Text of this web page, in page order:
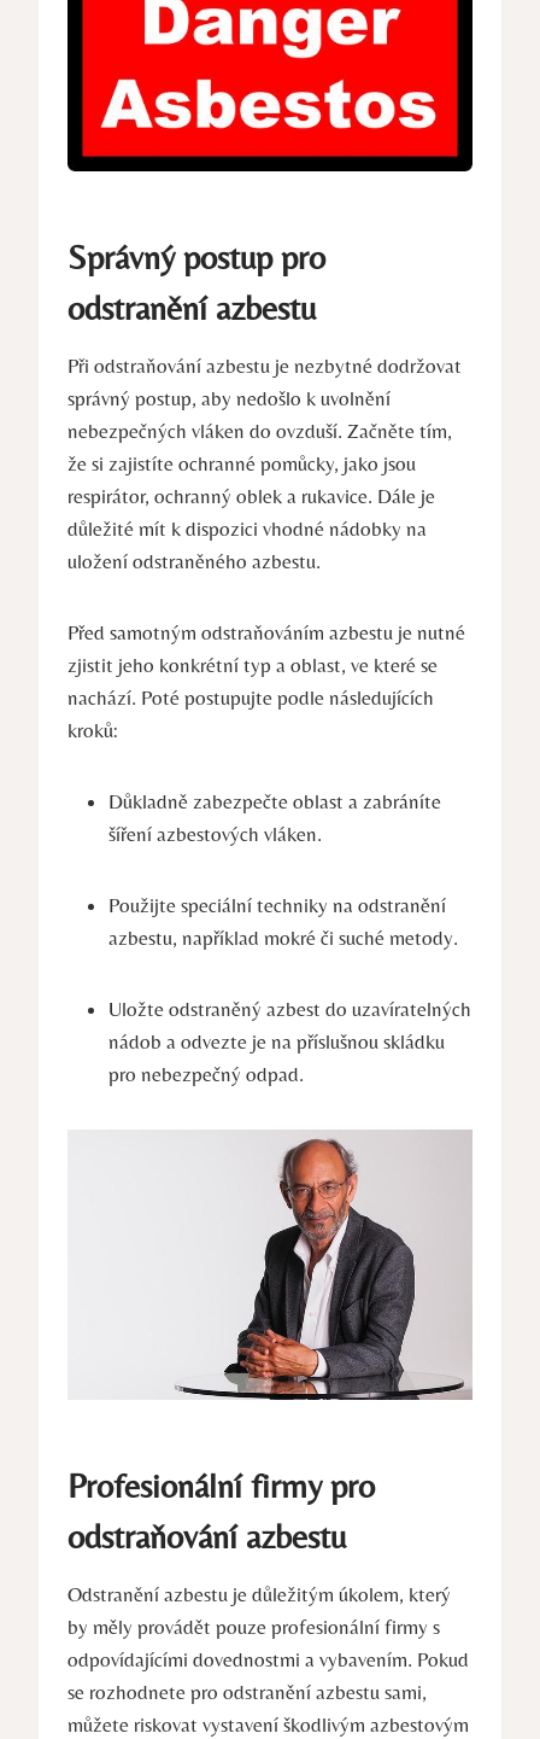
Správný postup pro
odstranění azbestu
Při odstraňování azbestu je nezbytné dodržovat
správný postup, aby nedošlo k uvolnění
nebezpečných vláken do ovzduší. Začněte tím,​
že si zajistíte ochranné pomůcky, jako jsou
respirátor, ⁢ochranný oblek a rukavice. Dále je
důležité mít ⁢k dispozici vhodné nádobky na
uložení odstraněného azbestu.
Před samotným odstraňováním ⁤azbestu je nutné​
zjistit jeho ​konkrétní typ a oblast, ve které se
nachází. Poté postupujte podle následujících
kroků:
Důkladně ‍zabezpečte ⁢oblast ⁤a zabráníte
šíření azbestových vláken.
Použijte speciální techniky na odstranění
azbestu,‍ například mokré či ‍suché metody.
Uložte odstraněný azbest do uzavíratelných
nádob a odvezte je na příslušnou skládku
pro nebezpečný odpad.
Profesionální firmy pro
odstraňování azbestu
Odstranění azbestu je důležitým úkolem, který
by měly provádět‌ pouze profesionální firmy s
odpovídajícími dovednostmi a vybavením. Pokud
se rozhodnete pro odstranění azbestu sami,
můžete‍ riskovat vystavení škodlivým⁢ azbestovým